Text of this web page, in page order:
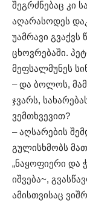
შეგრძნებაც კი
აღარასოდეს
უამრავი გვაქვს
ცხოვრებაში.
მეფსალმუნეს
– და ბოლოს,
ჯვარს,
ვემთხვევით?
– აღსარების
გულისხმობს
„ნაყოფიერი და
იშვება~,
ამისთვისაც